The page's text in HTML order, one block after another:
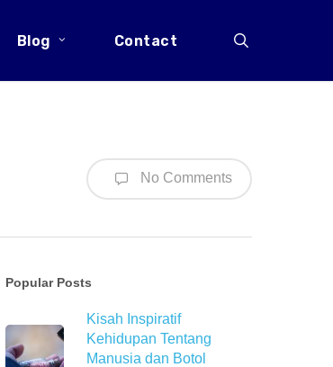
Blog Contact
No Comments
Popular Posts
Kisah Inspiratif
Kehidupan Tentang
Manusia dan Botol